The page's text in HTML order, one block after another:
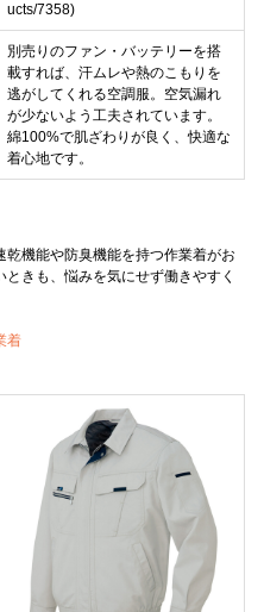
ucts/7358)
別売りのファン・バッテリーを搭
載すれば、汗ムレや熱のこもりを
逃がしてくれる空調服。空気漏れ
が少ないよう工夫されています。
綿100%で肌ざわりが良く、快適な
着心地です。
機能や防臭機能を持つ作業着がお
きも、悩みを気にせず働きやすく
着